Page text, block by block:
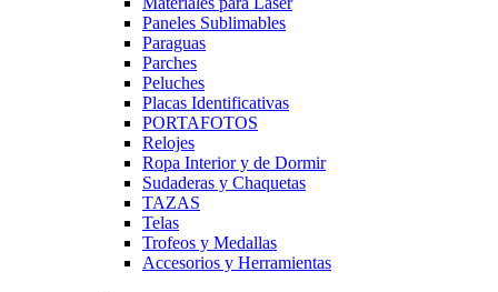
Paneles Sublimables
Paraguas
Parches
Peluches
Placas Identificativas
PORTAFOTOS
Relojes
Ropa Interior y de Dormir
Sudaderas y Chaquetas
TAZAS
Telas
Trofeos y Medallas
Accesorios y Herramientas